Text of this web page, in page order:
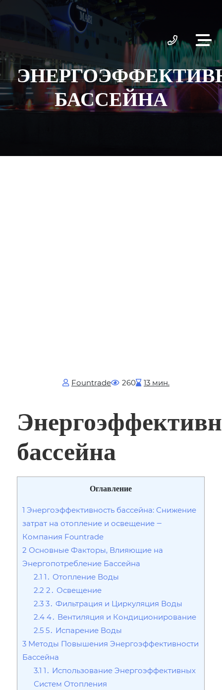
БАССЕЙНА
Fоuntrade 260 13 мин.
бассейна
Оглавление
1 Энергоэффективность бассейна: Снижение
затрат на отопление и освещение ‒
Компания Fountrade
2 Основные Факторы‚ Влияющие на
Энергопотребление Бассейна
2.1 1․ Отопление Воды
2.2 2․ Освещение
2.3 3․ Фильтрация и Циркуляция Воды
2.4 4․ Вентиляция и Кондиционирование
2.5 5․ Испарение Воды
3 Методы Повышения Энергоэффективности
Бассейна
3.1 1․ Использование Энергоэффективных
Систем Отопления